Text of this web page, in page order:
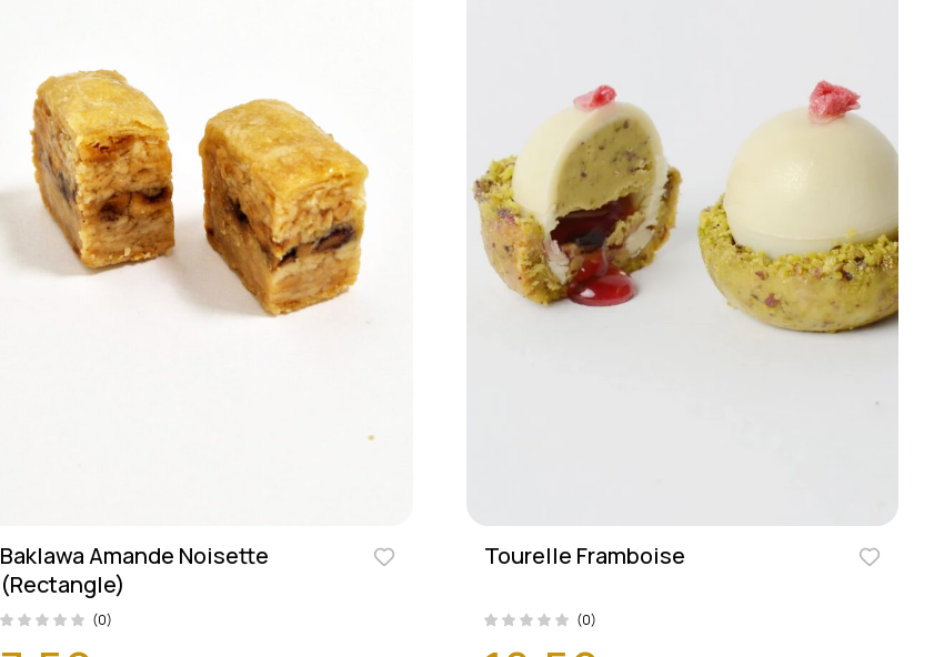
Baklawa Amande Noisette
(Rectangle)
(0)
Tourelle Framboise
(0)